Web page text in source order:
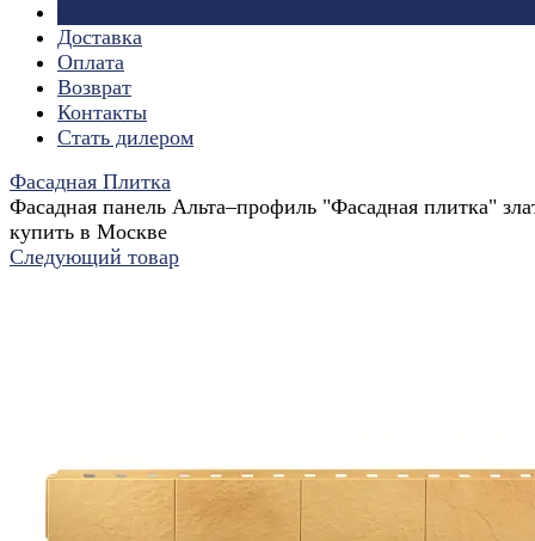
Доставка
Оплата
Возврат
Контакты
Стать дилером
Фасадная Плитка
Фасадная панель Альта–профиль "Фасадная плитка"
купить в Москве
Следующий товар